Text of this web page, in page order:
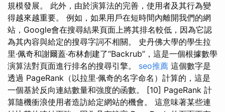
規模發展。 此外，由於演算法的完善，使用者及其行為變
得越來越重要。 例如，如果用戶在短時間內離開我們的網
站，Google會在搜尋結果頁面上將其排名較低，因為它認
為其內容與給定的搜尋字詞不相關。 史丹佛大學的學生拉
里·佩奇和謝爾蓋·布林創建了“Backrub”，這是一個根據數學
演算法對頁面進行排名的搜尋引擎。 seo推薦 這個數字是
透過 PageRank（以拉里·佩奇的名字命名）計算的，這是
一個基於反向連結數量和強度的函數。 [10] PageRank 計
算隨機衝浪使用者造訪給定網站的機會。 這意味著某些連